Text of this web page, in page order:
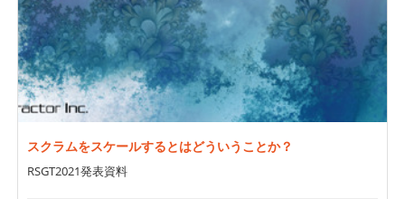
スクラムをスケールするとはどういうことか？
RSGT2021発表資料